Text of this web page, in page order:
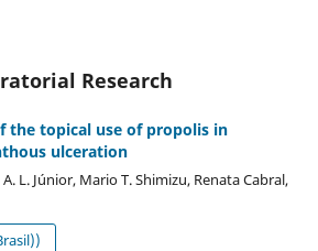
Research
the topical use of propolis in
ulceration
L. Júnior, Mario T. Shimizu, Renata Cabral,